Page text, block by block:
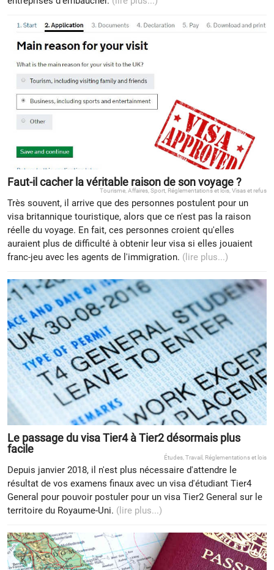
Faut-il cacher la véritable raison de son voyage ?
Tourisme Affaires Sport Réglementations et lois Visas et refus
Très souvent, il arrive que des personnes postulent pour un
visa britannique touristique, alors que ce n'est pas la raison
réelle du voyage. En fait, ces personnes croient qu'elles
auraient plus de difficulté à obtenir leur visa si elles jouaient
franc-jeu avec les agents de l'immigration. (lire plus...)
Le passage du visa Tier4 à Tier2 désormais plus
facile
Études Travail Réglementations et lois
Depuis janvier 2018, il n'est plus nécessaire d'attendre le
résultat de vos examens finaux avec un visa d'étudiant Tier4
General pour pouvoir postuler pour un visa Tier2 General sur le
territoire du Royaume-Uni. (lire plus...)